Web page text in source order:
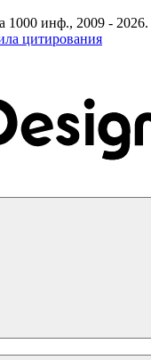
1000 инф., 2009 - 2026.
цитирования